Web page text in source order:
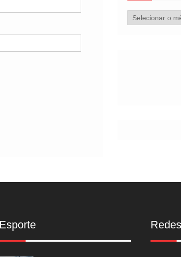
Arquivo
Esporte